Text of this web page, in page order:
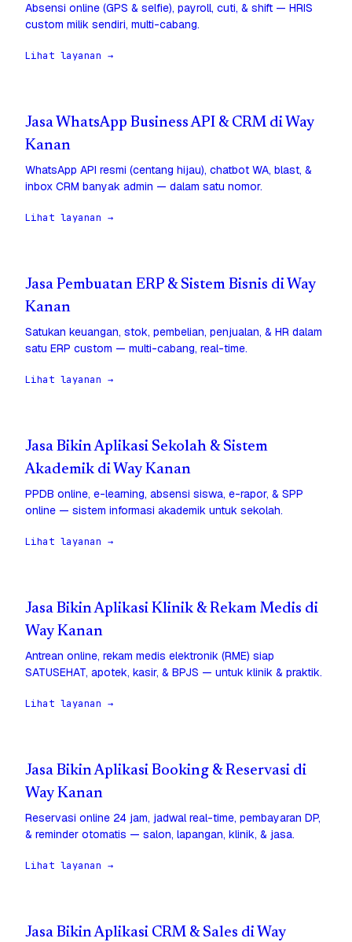
Absensi online (GPS & selfie), payroll, cuti, & shift — HRIS
custom milik sendiri, multi-cabang.
Lihat layanan →
Jasa WhatsApp Business API & CRM di Way
Kanan
WhatsApp API resmi (centang hijau), chatbot WA, blast, &
inbox CRM banyak admin — dalam satu nomor.
Lihat layanan →
Jasa Pembuatan ERP & Sistem Bisnis di Way
Kanan
Satukan keuangan, stok, pembelian, penjualan, & HR dalam
satu ERP custom — multi-cabang, real-time.
Lihat layanan →
Jasa Bikin Aplikasi Sekolah & Sistem
Akademik di Way Kanan
PPDB online, e-learning, absensi siswa, e-rapor, & SPP
online — sistem informasi akademik untuk sekolah.
Lihat layanan →
Jasa Bikin Aplikasi Klinik & Rekam Medis di
Way Kanan
Antrean online, rekam medis elektronik (RME) siap
SATUSEHAT, apotek, kasir, & BPJS — untuk klinik & praktik.
Lihat layanan →
Jasa Bikin Aplikasi Booking & Reservasi di
Way Kanan
Reservasi online 24 jam, jadwal real-time, pembayaran DP,
& reminder otomatis — salon, lapangan, klinik, & jasa.
Lihat layanan →
Jasa Bikin Aplikasi CRM & Sales di Way